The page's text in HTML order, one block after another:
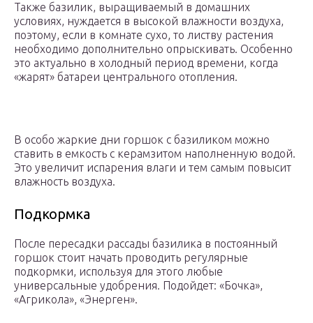
Также базилик, выращиваемый в домашних
условиях, нуждается в высокой влажности воздуха,
поэтому, если в комнате сухо, то листву растения
необходимо дополнительно опрыскивать. Особенно
это актуально в холодный период времени, когда
«жарят» батареи центрального отопления.
В особо жаркие дни горшок с базиликом можно
ставить в емкость с керамзитом наполненную водой.
Это увеличит испарения влаги и тем самым повысит
влажность воздуха.
Подкормка
После пересадки рассады базилика в постоянный
горшок стоит начать проводить регулярные
подкормки, используя для этого любые
универсальные удобрения. Подойдет: «Бочка»,
«Агрикола», «Энерген».